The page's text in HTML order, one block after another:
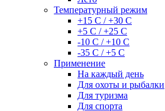
Температурный режим
+15 С / +30 С
+5 С / +25 С
-10 С / +10 С
-35 С / +5 С
Применение
На каждый день
Для охоты и рыбалки
Для туризма
Для спорта